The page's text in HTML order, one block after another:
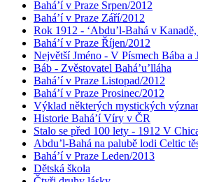
Bahá’í v Praze Srpen/2012
Bahá’í v Praze Září/2012
Rok 1912 - ‘Abdu’l-Bahá v
Bahá’í v Praze Říjen/2012
Největší Jméno - V Písmech Bába a
Báb - Zvěstovatel Bahá’u’lláha
Bahá’í v Praze Listopad/2012
Bahá’í v Praze Prosinec/2012
Výklad některých mystických
Historie Bahá’í Víry v ČR
Stalo se před 100 lety - 1912 V
Abdu’l-Bahá na palubě lodi Celtic
Bahá’í v Praze Leden/2013
Dětská škola